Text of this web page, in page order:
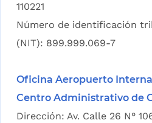
110221
Número de identificación
(NIT): 899.999.069-7
Oficina Aeropuerto
Centro Administrativo de
Dirección: Av. Calle 26 N°